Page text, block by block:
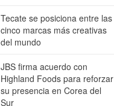
Tecate se posiciona entre las
cinco marcas más creativas
del mundo
JBS firma acuerdo con
Highland Foods para reforzar
su presencia en Corea del
Sur